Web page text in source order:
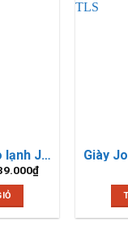
Giày bảo hộ Kho lạnh Jogger Nordic S3
₫Giá